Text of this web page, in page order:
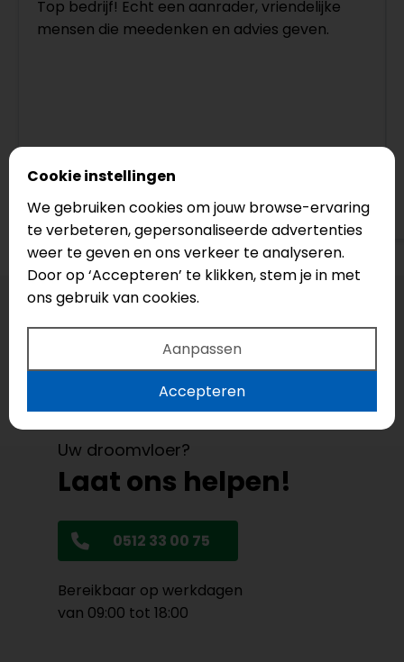
Top bedrijf! Echt een aanrader, vriendelijke
mensen die meedenken en advies geven.
Bekijk op Google
Cookie instellingen
We gebruiken cookies om jouw browse-ervaring
te verbeteren, gepersonaliseerde advertenties
weer te geven en ons verkeer te analyseren.
Door op ‘Accepteren’ te klikken, stem je in met
ons gebruik van cookies.
Aanpassen
Accepteren
Uw droomvloer?
Laat ons helpen!
0512 33 00 75
Bereikbaar op werkdagen
van 09:00 tot 18:00